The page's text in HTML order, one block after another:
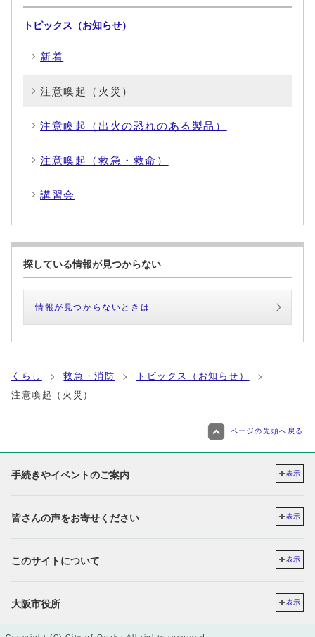
トピックス（お知らせ）
新着
注意喚起（火災）
注意喚起（出火の恐れのある製品）
注意喚起（救急・救命）
講習会
探している情報が見つからない
情報が見つからないときは
くらし 救急・消防
トピックス（お知らせ）
注意喚起（火災）
ページの先頭へ戻る
手続きやイベントのご案内 表示
皆さんの声をお寄せください 表示
このサイトについて 表示
大阪市役所 表示